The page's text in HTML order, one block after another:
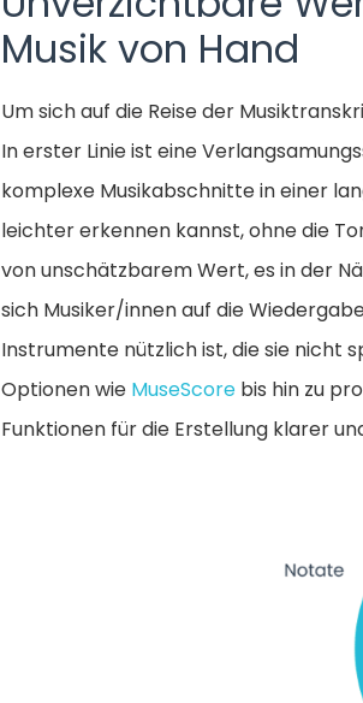
Musik von Hand
Um sich auf die Reise der
In erster Linie ist eine
komplexe Musikabschnitte in einer
leichter erkennen kannst, ohne die
von unschätzbarem Wert, es in der
sich Musiker/innen auf die
Instrumente nützlich ist, die sie nicht
Optionen wie MuseScore bis hin zu
Funktionen für die Erstellung klarer